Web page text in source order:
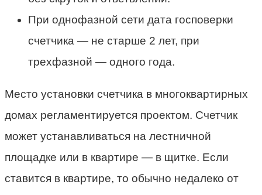
При однофазной сети дата госповерки
счетчика — не старше 2 лет, при
трехфазной — одного года.
Место установки счетчика в многоквартирных
домах регламентируется проектом. Счетчик
может устанавливаться на лестничной
площадке или в квартире — в щитке. Если
ставится в квартире, то обычно недалеко от